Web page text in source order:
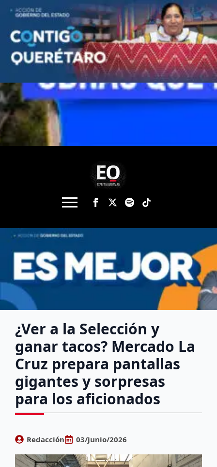
¿Ver a la Selección y
ganar tacos? Mercado La
Cruz prepara pantallas
gigantes y sorpresas
para los aficionados
Redacción 03/junio/2026